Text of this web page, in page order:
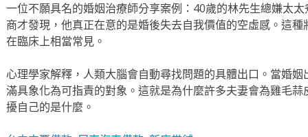
一位不願具名的婚姻治療師分享案例：40歲的林先生總嫌太
商才發現，他真正在意的是婚後失去自我價值的空虛感。這
在臨床上相當常見。
心理學家解釋，人類大腦會自動尋找問題的具體出口。當婚
滿具象化為可指責的對象。這就是為什麼許多夫妻會為雞毛
擾自己的是什麼。